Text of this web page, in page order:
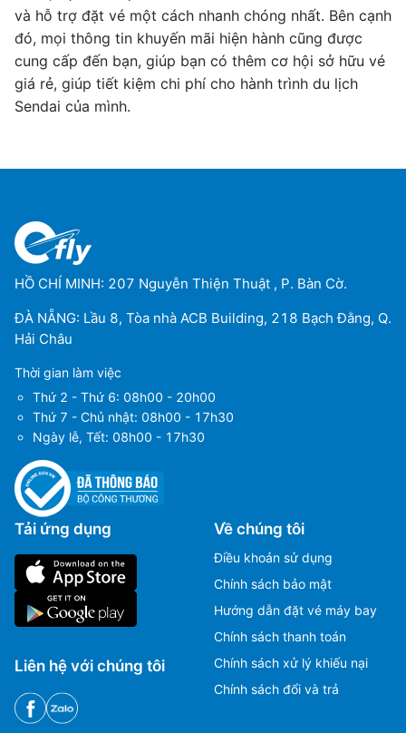
và hỗ trợ đặt vé một cách nhanh chóng nhất. Bên cạnh
đó, mọi thông tin khuyến mãi hiện hành cũng được
cung cấp đến bạn, giúp bạn có thêm cơ hội sở hữu vé
giá rẻ, giúp tiết kiệm chi phí cho hành trình du lịch
Sendai của mình.
HỒ CHÍ MINH: 207 Nguyễn Thiện Thuật , P. Bàn Cờ.
ĐÀ NẴNG: Lầu 8, Tòa nhà ACB Building, 218 Bạch Đằng, Q.
Hải Châu
Thời gian làm việc
Thứ 2 - Thứ 6: 08h00 - 20h00
Thứ 7 - Chủ nhật: 08h00 - 17h30
Ngày lễ, Tết: 08h00 - 17h30
Tải ứng dụng
Liên hệ với chúng tôi
Về chúng tôi
Điều khoản sử dụng
Chính sách bảo mật
Hướng dẫn đặt vé máy bay
Chính sách thanh toán
Chính sách xử lý khiếu nại
Chính sách đổi và trả